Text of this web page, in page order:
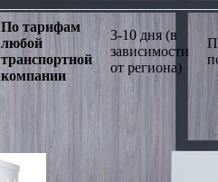
По тарифам
любой
транспортной
компании
3-10 дня (в
зависимости
от региона)